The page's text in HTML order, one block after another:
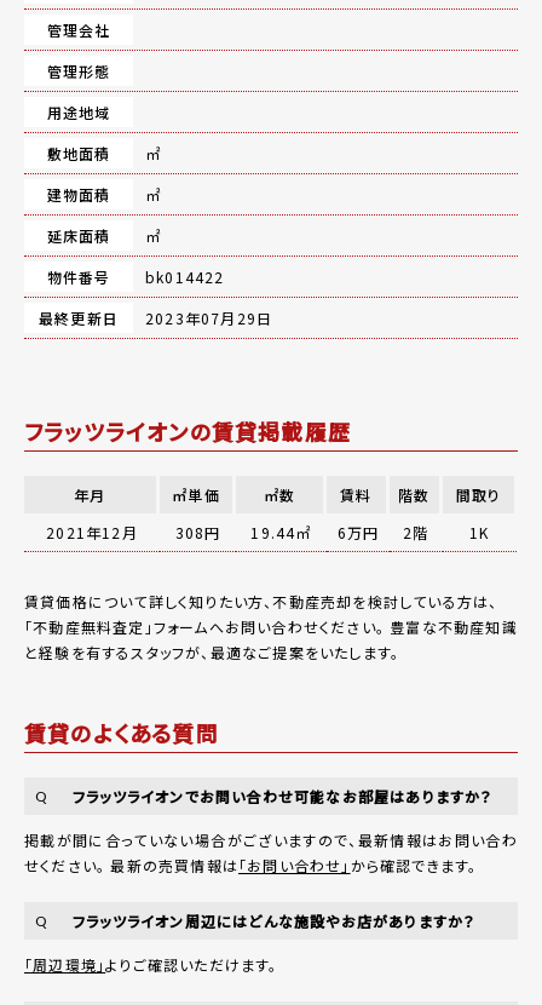
管理会社
管理形態
用途地域
敷地面積
㎡
建物面積
㎡
延床面積
㎡
物件番号
bk014422
最終更新日
2023年07月29日
フラッツライオンの賃貸掲載履歴
年月 ㎡単価 ㎡数 賃料 階数
間取り
2021年12月
308円 19.44㎡ 6万円 2階 1K
賃貸価格について詳しく知りたい方、不動産売却を検討している方は、
「不動産無料査定 」フォームへお問い合わせください。 豊富な不動産知識
と経験を有するスタッフが、最適なご提案をいたします。
賃貸のよくある質問
Q フラッツライオンでお問い合わせ可能なお部屋はありますか？
掲載が間に合っていない場合がございますので、最新情報はお問い合わ
せください。 最新の売買情報は「お問い合わせ」 から確認できます。
Q フラッツライオン周辺にはどんな施設やお店がありますか？
「周辺環境」よりご確認いただけます。